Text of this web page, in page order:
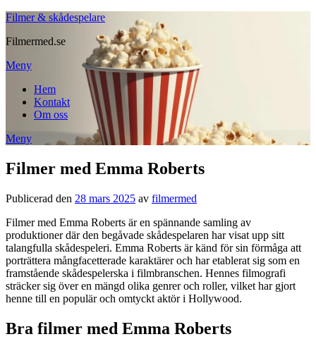
Filmer & skådespelare
Filmermed.se
Meny
Hem
Kontakt
Om oss
Meny
Filmer med Emma Roberts
Publicerad den 28 mars 2025 av filmermed
Filmer med Emma Roberts är en spännande samling av
produktioner där den begåvade skådespelaren har visat upp sitt
talangfulla skådespeleri. Emma Roberts är känd för sin förmåga att
porträttera mångfacetterade karaktärer och har etablerat sig som en
framstående skådespelerska i filmbranschen. Hennes filmografi
sträcker sig över en mängd olika genrer och roller, vilket har gjort
henne till en populär och omtyckt aktör i Hollywood.
Bra filmer med Emma Roberts